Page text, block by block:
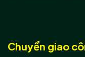
Chuyển giao